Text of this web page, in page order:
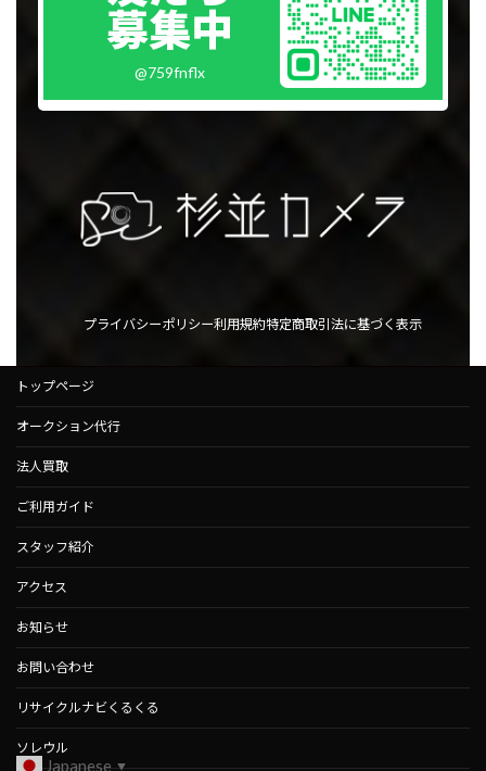
募集中
@759fnflx
プライバシーポリシー利用規約特定商取引法に基づく表示
トップページ
オークション代行
法人買取
ご利用ガイド
スタッフ紹介
アクセス
お知らせ
お問い合わせ
リサイクルナビくるくる
ソレウル
Japanese ▼